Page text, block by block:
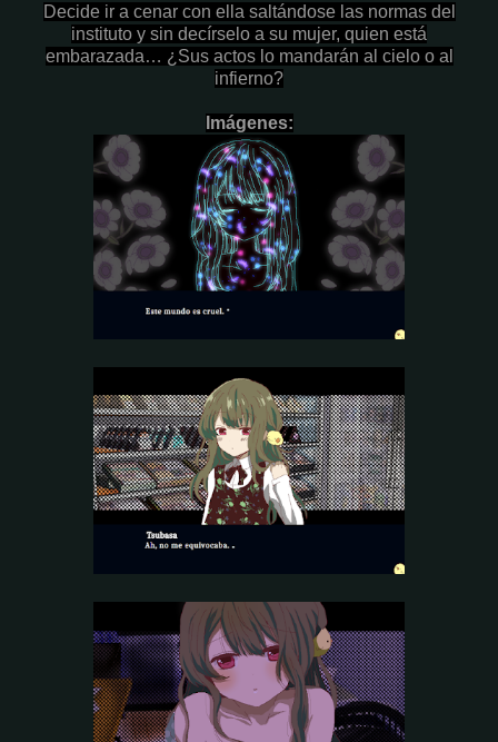
Decide ir a cenar con ella saltándose las normas del
instituto y sin decírselo a su mujer, quien está
embarazada… ¿Sus actos lo mandarán al cielo o al
infierno?
Imágenes: